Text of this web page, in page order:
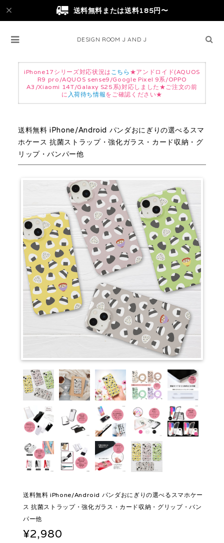
送料無料または送料185円〜
DESIGN ROOM J AND J
iPhone17シリーズ対応状況は こちら ★アンドロイド(AQUOS
R9 pro/AQUOS sense9/Google Pixel 9系/OPPO
A3/Xiaomi 14T/Galaxy S25系)対応しました★ご注文の前
に 入荷待ち情報をご確認ください★
送料無料 iPhone/Android パンダおにぎりの選べるスマ
ホケース 抗菌ストラップ・強化ガラス・カード収納・グ
リップ・バンパー他
送料無料 iPhone/Android パンダおにぎりの選べるスマホケー
ス 抗菌ストラップ・強化ガラス・カード収納・グリップ・バン
パー他
¥2,980